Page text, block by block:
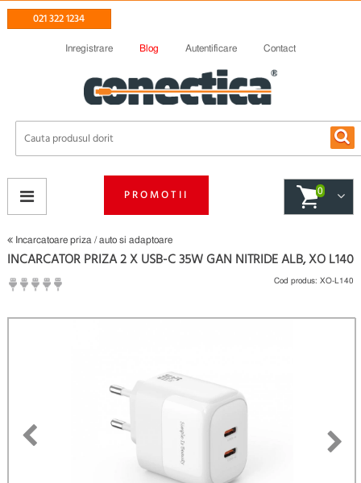
021 322 1234
Inregistrare Blog Autentificare Contact
PROMOTII 0
Incarcatoare priza / auto si adaptoare
INCARCATOR PRIZA 2 X USB-C 35W GAN NITRIDE ALB, XO L140
Fii primul care scrie un review
Cod produs: XO-L140